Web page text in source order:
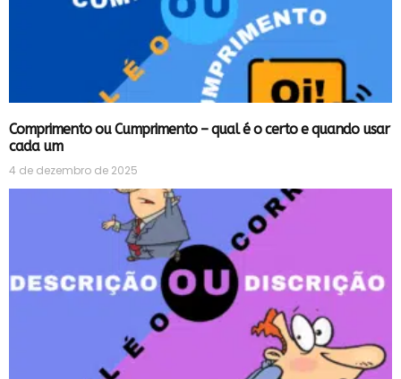
Comprimento ou Cumprimento – qual é o certo e quando usar
cada um
4 de dezembro de 2025